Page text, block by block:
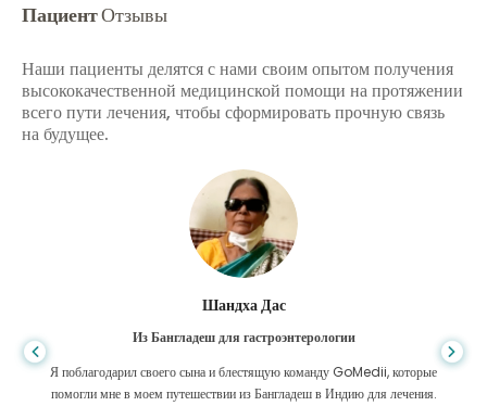
ПациентОтзывы
Наши пациенты делятся с нами своим опытом получения
высококачественной медицинской помощи на протяжении
всего пути лечения, чтобы сформировать прочную связь
на будущее.
Шандха Дас
Из Бангладеш для гастроэнтерологии
Я поблагодарил своего сына и блестящую команду GoMedii, которые
помогли мне в моем путешествии из Бангладеш в Индию для лечения.